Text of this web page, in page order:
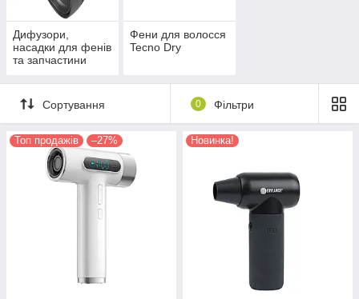
Дифузори,
насадки для фенів
та запчастини
Фени для волосся
Tecno Dry
Сортування 0 Фільтри
Топ продажів –27% Новинка!